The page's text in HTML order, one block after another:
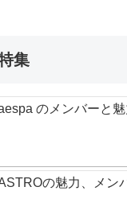
集
のメンバーと魅
の魅力、メン